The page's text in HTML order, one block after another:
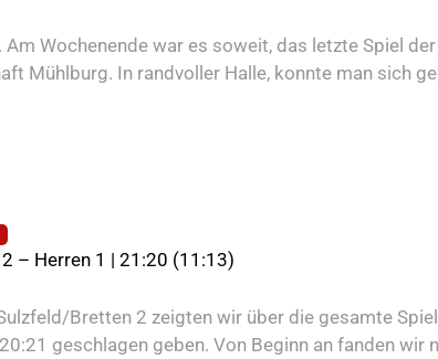
Wochenende war es soweit, das letzte Spiel
Mühlburg. In randvoller Halle, konnte man sich
– Herren 1 | 21:20 (11:13)
Bretten 2 zeigten wir über die gesamte
geschlagen geben. Von Beginn an fanden wir